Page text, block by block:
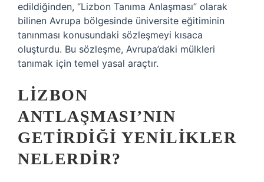
edildiğinden, “Lizbon Tanıma Anlaşması” olarak
bilinen Avrupa bölgesinde üniversite eğitiminin
tanınması konusundaki sözleşmeyi kısaca
oluşturdu. Bu sözleşme, Avrupa’daki mülkleri
tanımak için temel yasal araçtır.
LIZBON
ANTLAŞMASI’NIN
GETIRDIĞI YENILIKLER
NELERDIR?